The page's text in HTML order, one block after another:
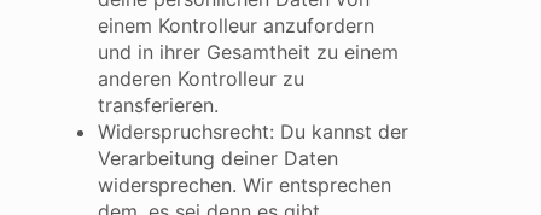
einem Kontrolleur anzufordern
und in ihrer Gesamtheit zu einem
anderen Kontrolleur zu
transferieren.
Widerspruchsrecht: Du kannst der
Verarbeitung deiner Daten
widersprechen. Wir entsprechen